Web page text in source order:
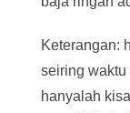
Keterangan:
seiring waktu
hanyalah